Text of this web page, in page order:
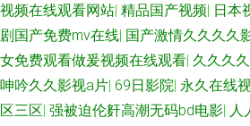
视频在线观看网站| 精品国产视频| 日本
剧国产免费mv在线| 国产激情久久久久
女免费观看做爰视频在线观看| 久久久
呻吟久久影视a片| 69日影院| 永久在线
区三区| 强被迫伦姧高潮无码bd电影| 人